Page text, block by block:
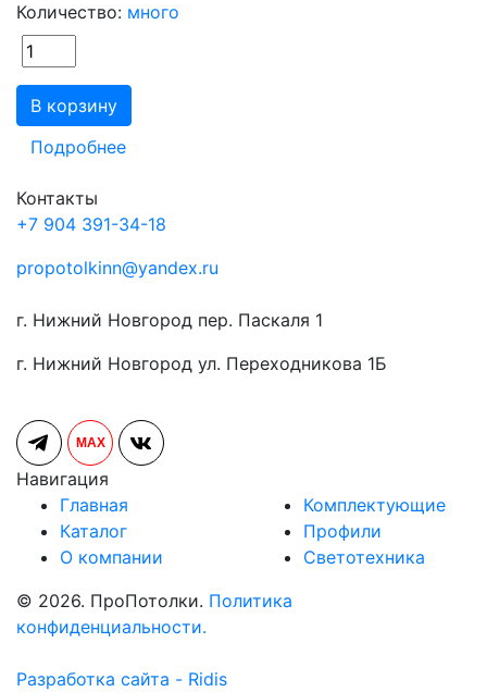
Количество: много
В корзину
Подробнее
Контакты
+7 904 391-34-18
propotolkinn@yandex.ru
г. Нижний Новгород пер. Паскаля 1
г. Нижний Новгород ул. Переходникова 1Б
MAX
Навигация
Главная
Каталог
О компании
Комплектующие
Профили
Светотехника
© 2026. ПроПотолки. Политика
конфиденциальности.
Разработка сайта - Ridis